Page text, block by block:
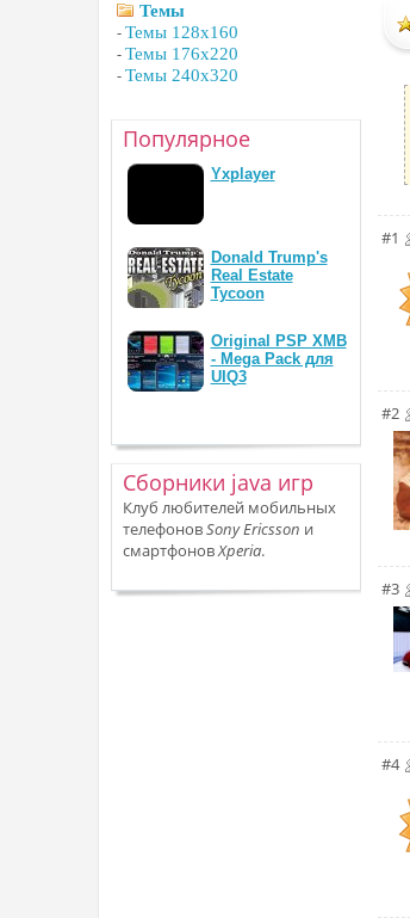
#1
#2
#3
#4
Темы
-Темы 128x160
-Темы 176x220
-Темы 240x320
Популярное
Yxplayer
Donald Trump's
Real Estate
Tycoon
Original PSP XMB
- Mega Pack для
UIQ3
Сборники java игр
Клуб любителей мобильных
телефоновSony Ericsson и
смартфоновXperia.